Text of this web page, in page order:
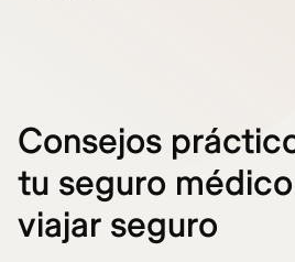
Consejos
tu seguro
viajar seguro